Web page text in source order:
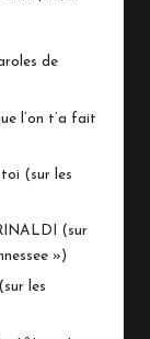
de
l’on t’a fait
(sur les
(sur
»)
les